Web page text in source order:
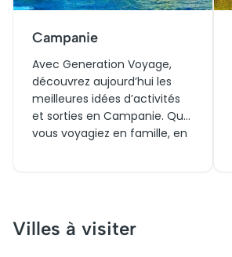
Campanie
Avec Generation Voyage,
découvrez aujourd’hui les
meilleures idées d’activités
et sorties en Campanie. Que
vous voyagiez en famille, en
facilement et profitez
d’expériences uniques
Villes à visiter